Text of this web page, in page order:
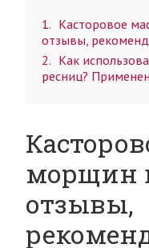
1
Касторовое
отзывы,
2
Как
ресниц?
морщин
отзывы,